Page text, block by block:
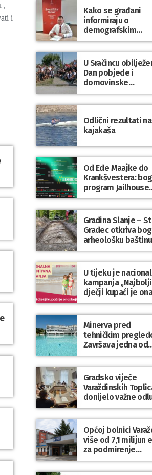
,
i
Kako se građani
informiraju o
demografskim
mjerama?
istraživanju!
U Sračincu
Dan pobjede i
domovinske
zahvalnosti te Dan
hrvatskih
Odlični rezultati
kajakaša
Od Ede Maajke do
Krankšvestera:
program Jailhouse
Festivala 2026. u
Lepoglavi
Gradina Slanje –
Gradec otkriva
arheološku baštinu
Varaždinske
U tijeku je
kampanja „Najbolji
dječji kupaći je
koji se nosi“
Minerva pred
tehničkim
Završava jedna od
najvećih
zdravstveni
Varaždinske
Gradsko vijeće
Varaždinskih
donijelo važne
za kvalitetnije
upravljanje
imovinom i
komunalnim
Općoj bolnici
više od 7,1 milijun
za podmirenje
dospjelih obveza
prema